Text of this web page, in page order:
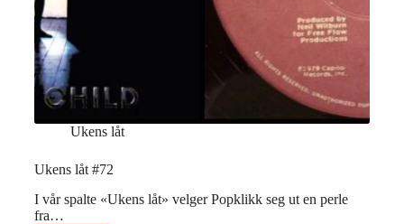
Ukens låt
Ukens låt #72
I vår spalte «Ukens låt» velger Popklikk seg ut en perle
fra…